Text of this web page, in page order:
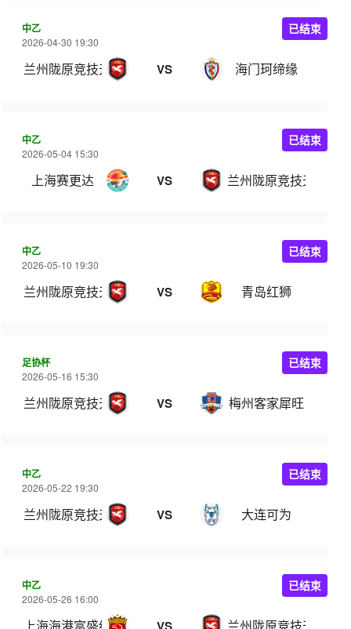
中乙
2026-04-30 19:30
兰州陇原竞技天佑德 VS 海门珂缔缘
已结束
中乙
2026-05-04 15:30
上海赛更达 VS 兰州陇原竞技天佑德
已结束
中乙
2026-05-10 19:30
兰州陇原竞技天佑德 VS 青岛红狮
已结束
足协杯
2026-05-16 15:30
兰州陇原竞技天佑德 VS 梅州客家犀旺
已结束
中乙
2026-05-22 19:30
兰州陇原竞技天佑德 VS 大连可为
已结束
中乙
2026-05-26 16:00
已结束